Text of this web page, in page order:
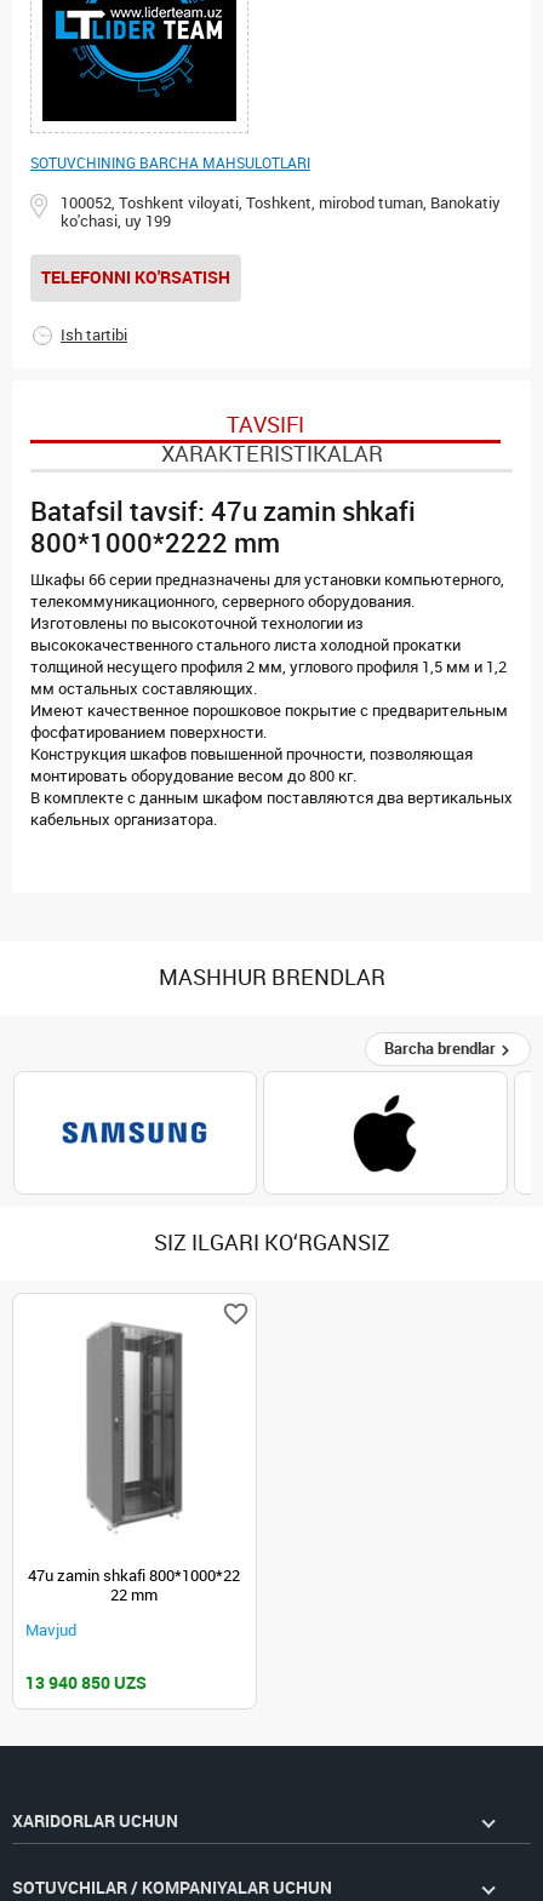
SOTUVCHINING BARCHA MAHSULOTLARI
100052, Toshkent viloyati, Toshkent, mirobod tuman, Banokatiy
ko'chasi, uy 199
TELEFONNI KO'RSATISH
Ish tartibi
TAVSIFI
XARAKTERISTIKALAR
Batafsil tavsif: 47u zamin shkafi
800*1000*2222 mm
Шкафы 66 серии предназначены для установки компьютерного,
телекоммуникационного, серверного оборудования.
Изготовлены по высокоточной технологии из
высококачественного стального листа холодной прокатки
толщиной несущего профиля 2 мм, углового профиля 1,5 мм и 1,2
мм остальных составляющих.
Имеют качественное порошковое покрытие с предварительным
фосфатированием поверхности.
Конструкция шкафов повышенной прочности, позволяющая
монтировать оборудование весом до 800 кг.
В комплекте с данным шкафом поставляются два вертикальных
кабельных организатора.
MASHHUR BRENDLAR
Barcha brendlar
SIZ ILGARI KO‘RGANSIZ
47u zamin shkafi 800*1000*22
22 mm
Mavjud
13 940 850 UZS
XARIDORLAR UCHUN
SOTUVCHILAR / KOMPANIYALAR UCHUN